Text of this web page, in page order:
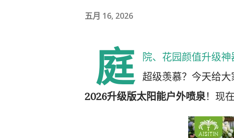
五月 16, 2026
庭
院、花园颜值升级
超级羡慕？今天给
2026升级版太阳能户外喷泉！现